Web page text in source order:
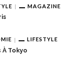
MAGAZINE
LIFESTYLE
À Tokyo